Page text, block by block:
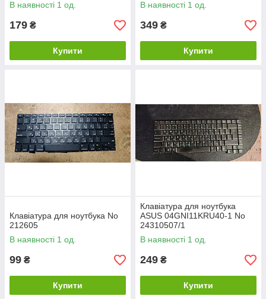
В наявності 1 од.
179 ₴
Купити
В наявності 1 од.
349 ₴
Купити
Клавіатура для ноутбука No
212605
В наявності 1 од.
99 ₴
Купити
Клавіатура для ноутбука
ASUS 04GNI11KRU40-1 No
24310507/1
В наявності 1 од.
249 ₴
Купити